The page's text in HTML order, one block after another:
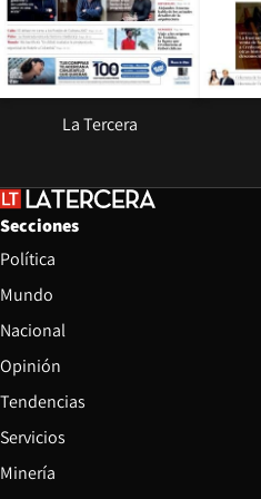
La Tercera
Secciones
Política
Mundo
Nacional
Opinión
Tendencias
Servicios
Minería